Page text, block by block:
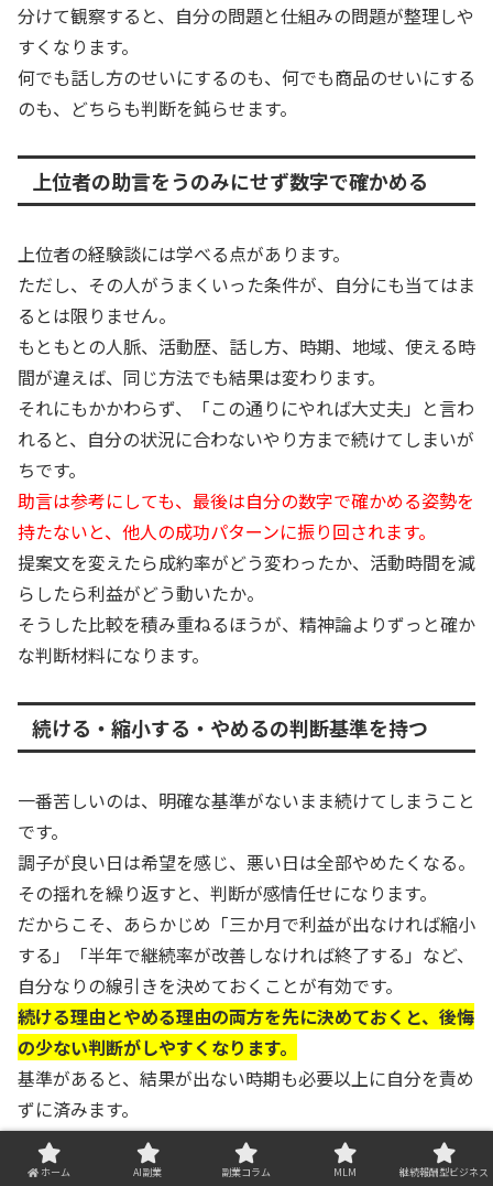
分けて観察すると、自分の問題と仕組みの問題が整理しや
すくなります。
何でも話し方のせいにするのも、何でも商品のせいにする
のも、どちらも判断を鈍らせます。
上位者の助言をうのみにせず数字で確かめる
上位者の経験談には学べる点があります。
ただし、その人がうまくいった条件が、自分にも当てはま
るとは限りません。
もともとの人脈、活動歴、話し方、時期、地域、使える時
間が違えば、同じ方法でも結果は変わります。
それにもかかわらず、「この通りにやれば大丈夫」と言わ
れると、自分の状況に合わないやり方まで続けてしまいが
ちです。
助言は参考にしても、最後は自分の数字で確かめる姿勢を
持たないと、他人の成功パターンに振り回されます。
提案文を変えたら成約率がどう変わったか、活動時間を減
らしたら利益がどう動いたか。
そうした比較を積み重ねるほうが、精神論よりずっと確か
な判断材料になります。
続ける・縮小する・やめるの判断基準を持つ
一番苦しいのは、明確な基準がないまま続けてしまうこと
です。
調子が良い日は希望を感じ、悪い日は全部やめたくなる。
その揺れを繰り返すと、判断が感情任せになります。
だからこそ、あらかじめ「三か月で利益が出なければ縮小
する」「半年で継続率が改善しなければ終了する」など、
自分なりの線引きを決めておくことが有効です。
続ける理由とやめる理由の両方を先に決めておくと、後悔
の少ない判断がしやすくなります。
基準があると、結果が出ない時期も必要以上に自分を責め
ずに済みます。
続けること自体を目的にせず、生活と収支に対して意味が
あるかどうかで選ぶ姿勢が大切です。
ホーム AI副業 副業コラム MLM 継続報酬型ビジネス